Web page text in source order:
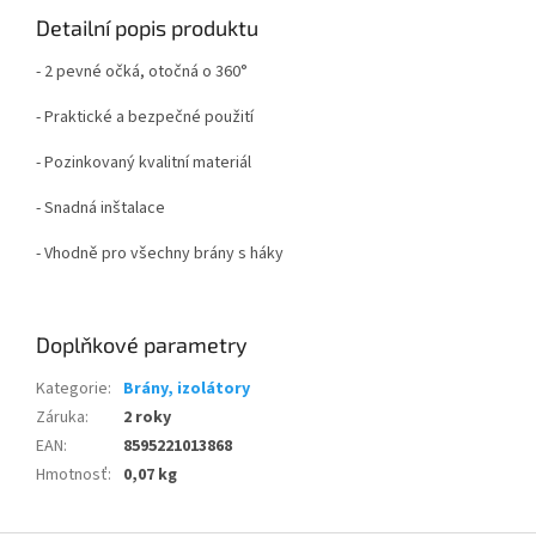
Detailní popis produktu
- 2 pevné očká, otočná o 360°
- Praktické a bezpečné použití
- Pozinkovaný kvalitní materiál
- Snadná inštalace
- Vhodně pro všechny brány s háky
Doplňkové parametry
Kategorie: Brány, izolátory
Záruka:
2 roky
EAN:
8595221013868
Hmotnosť: 0,07 kg